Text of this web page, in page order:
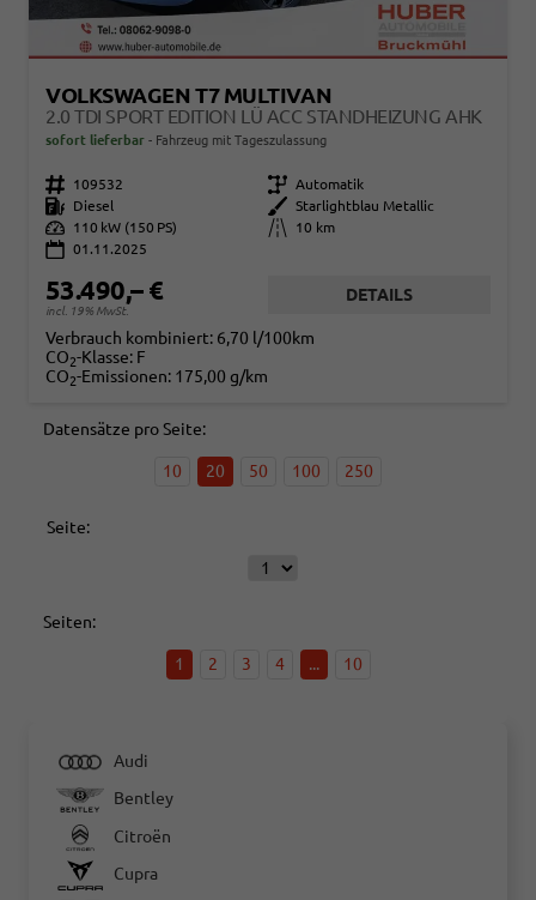
VOLKSWAGEN T7 MULTIVAN
2.0 TDI SPORT EDITION LÜ ACC STANDHEIZUNG AHK
sofort lieferbar Fahrzeug mit Tageszulassung
Fahrzeugnr. 109532 Getriebe Automatik
Kraftstoff
Diesel Außenfarbe
Starlightblau Metallic
Leistung
110 kW (150 PS) Kilometerstand
10 km
01.11.2025
53.490,– €
incl. 19% MwSt.
DETAILS
Verbrauch kombiniert: 6,70 l/100km
CO2-Klasse: F
CO2-Emissionen: 175,00 g/km
Datensätze pro Seite:
10 20 50 100 250
Seite:
Seiten:
1 2 3 4 ... 10
Audi
Bentley
Citroën
Cupra